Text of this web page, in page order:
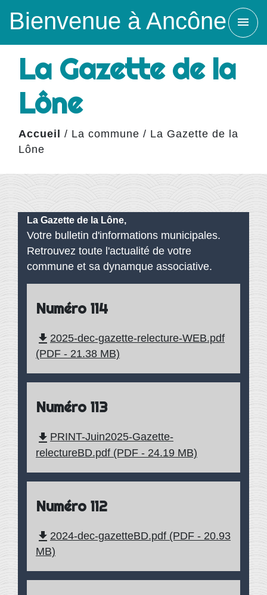
Bienvenue à Ancône menu
La Gazette de la
Lône
Accueil / La commune / La Gazette de la
Lône
La Gazette de la Lône,
Votre bulletin d'informations municipales.
Retrouvez toute l'actualité de votre
commune et sa dynamque associative.
Numéro 114
file_download 2025-dec-gazette-relecture-WEB.pdf
(PDF - 21.38 MB)
Numéro 113
file_download PRINT-Juin2025-Gazette-
relectureBD.pdf (PDF - 24.19 MB)
Numéro 112
file_download 2024-dec-gazetteBD.pdf (PDF - 20.93
MB)